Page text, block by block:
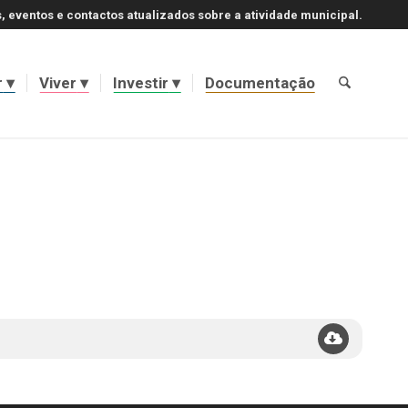
eventos e contactos atualizados sobre a atividade municipal.
Viver Investir Documentação